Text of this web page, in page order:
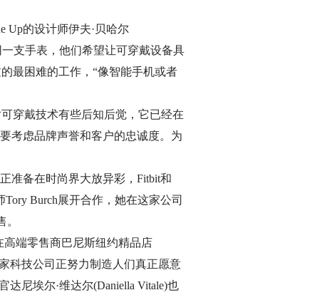
Up的设计师伊夫·贝哈尔
支手表，他们希望让可穿戴设备具
最困难的工作，“像智能手机或者
穿戴技术有些后知后觉，它已经在
考虑品牌声誉和客户的忠诚度。为
准备在时尚界大放异彩，Fitbit和
Burch展开合作，她在这家公司
端零售商巴尼斯纽约精品店
科技公司正努力制造人们真正愿意
尼埃尔·维达尔(Daniella Vitale)也